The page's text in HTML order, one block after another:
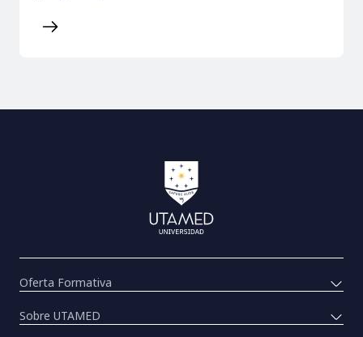
Oferta Formativa
Sobre UTAMED